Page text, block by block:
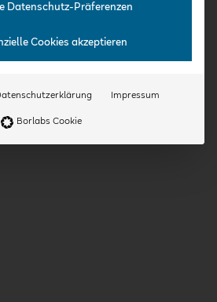
Datenschutz-Präferenzen
Cookies akzeptieren
Impressum
Borlabs Cookie